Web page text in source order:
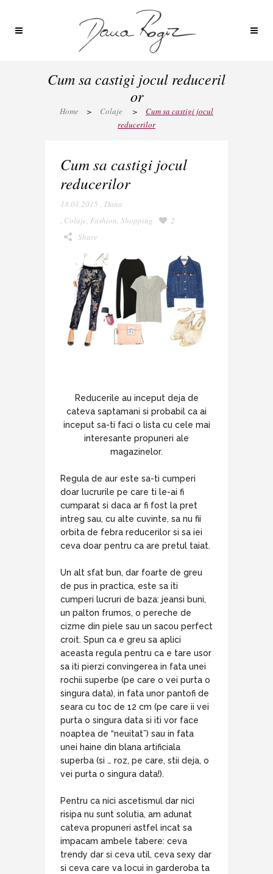
Cum sa castigi jocul reduceril
or
Home > Colaje >
Cum sa castigi jocul
reducerilor
Cum sa castigi jocul
reducerilor
18.01.2015 , Dana
, Colaje, Fashion, Shopping
2
Share
Reducerile au inceput deja de
cateva saptamani si probabil ca ai
inceput sa-ti faci o lista cu cele mai
interesante propuneri ale
magazinelor.
Regula de aur este sa-ti cumperi
doar lucrurile pe care ti le-ai fi
cumparat si daca ar fi fost la pret
intreg sau, cu alte cuvinte, sa nu fii
orbita de febra reducerilor si sa iei
ceva doar pentru ca are pretul taiat.
Un alt sfat bun, dar foarte de greu
de pus in practica, este sa iti
cumperi lucruri de baza: jeansi buni,
un palton frumos, o pereche de
cizme din piele sau un sacou perfect
croit. Spun ca e greu sa aplici
aceasta regula pentru ca e tare usor
sa iti pierzi convingerea in fata unei
rochii superbe (pe care o vei purta o
singura data), in fata unor pantofi de
seara cu toc de 12 cm (pe care ii vei
purta o singura data si iti vor face
noaptea de “neuitat”) sau in fata
unei haine din blana artificiala
superba (si … roz, pe care, stii deja, o
vei purta o singura data!).
Pentru ca nici ascetismul dar nici
risipa nu sunt solutia, am adunat
cateva propuneri astfel incat sa
impacam ambele tabere: ceva
trendy dar si ceva util, ceva sexy dar
si ceva care va locui in garderoba ta